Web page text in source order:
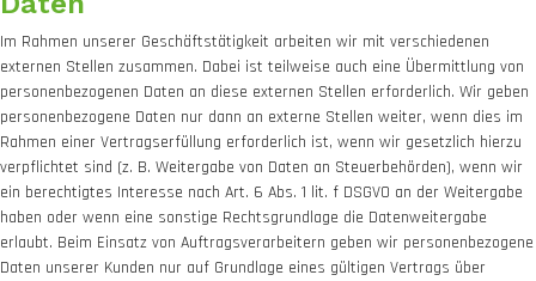
Im Rahmen unserer Geschäftstätigkeit arbeiten wir mit verschiedenen
externen Stellen zusammen. Dabei ist teilweise auch eine Übermittlung von
personenbezogenen Daten an diese externen Stellen erforderlich. Wir geben
personenbezogene Daten nur dann an externe Stellen weiter, wenn dies im
Rahmen einer Vertragserfüllung erforderlich ist, wenn wir gesetzlich hierzu
verpflichtet sind (z. B. Weitergabe von Daten an Steuerbehörden), wenn wir
ein berechtigtes Interesse nach Art. 6 Abs. 1 lit. f DSGVO an der Weitergabe
haben oder wenn eine sonstige Rechtsgrundlage die Datenweitergabe
erlaubt. Beim Einsatz von Auftragsverarbeitern geben wir personenbezogene
Daten unserer Kunden nur auf Grundlage eines gültigen Vertrags über